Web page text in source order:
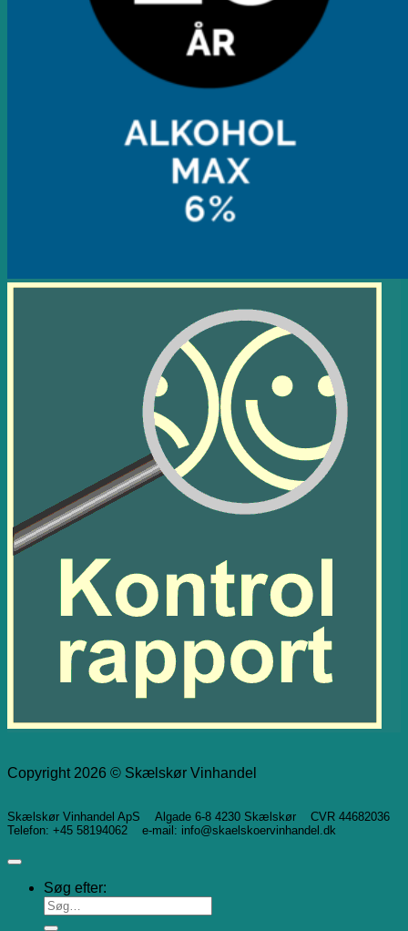
Copyright 2026 © Skælskør Vinhandel
Skælskør Vinhandel ApS Algade 6-8 4230 Skælskør CVR 44682036
Telefon: +45 58194062 e-mail: info@skaelskoervinhandel.dk
Søg efter: